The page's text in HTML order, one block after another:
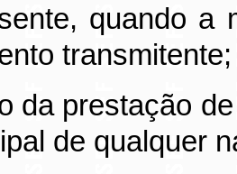
quando a
transmitente;
da prestação
de qualquer